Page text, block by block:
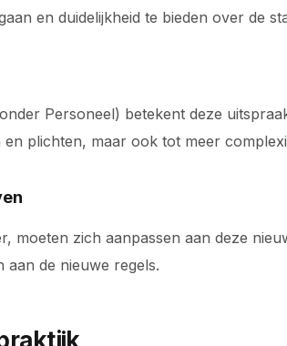
en duidelijkheid te bieden over de
Personeel) betekent deze
plichten, maar ook tot meer
moeten zich aanpassen aan deze
de nieuwe regels.